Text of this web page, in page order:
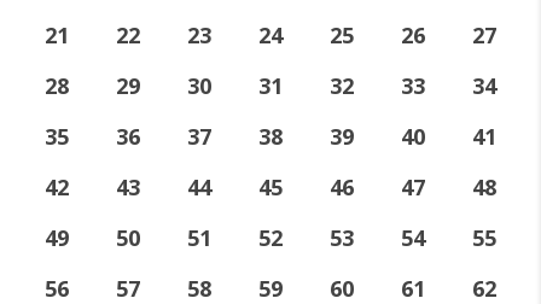
21
22 23 24 25 26
27
28
29 30 31 32 33
34
35
36 37 38 39 40
41
42
43 44 45 46 47
48
49
50 51 52 53 54
55
56
57 58 59 60 61
62